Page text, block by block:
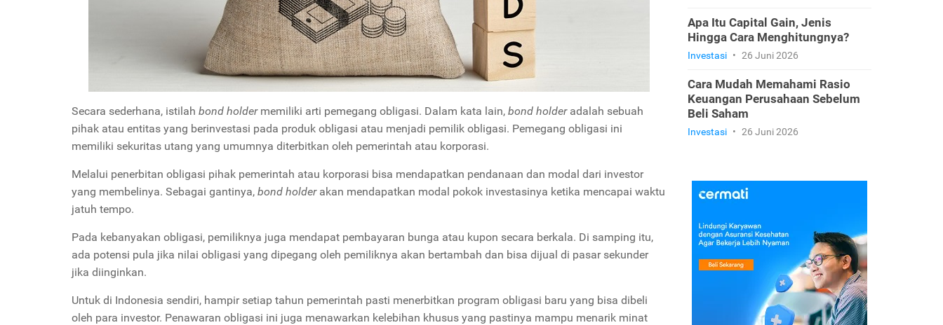
Secara sederhana, istilah bond holder memiliki arti pemegang obligasi. Dalam kata lain, bond holder adalah sebuah
pihak atau entitas yang berinvestasi pada produk obligasi atau menjadi pemilik obligasi. Pemegang obligasi ini
memiliki sekuritas utang yang umumnya diterbitkan oleh pemerintah atau korporasi.
Melalui penerbitan obligasi pihak pemerintah atau korporasi bisa mendapatkan pendanaan dan modal dari investor
yang membelinya. Sebagai gantinya, bond holder akan mendapatkan modal pokok investasinya ketika mencapai waktu
jatuh tempo.
Pada kebanyakan obligasi, pemiliknya juga mendapat pembayaran bunga atau kupon secara berkala. Di samping itu,
ada potensi pula jika nilai obligasi yang dipegang oleh pemiliknya akan bertambah dan bisa dijual di pasar sekunder
jika diinginkan.
Untuk di Indonesia sendiri, hampir setiap tahun pemerintah pasti menerbitkan program obligasi baru yang bisa dibeli
oleh para investor. Penawaran obligasi ini juga menawarkan kelebihan khusus yang pastinya mampu menarik minat
Apa Itu Capital Gain, Jenis
Hingga Cara Menghitungnya?
Investasi • 26 Juni 2026
Cara Mudah Memahami Rasio
Keuangan Perusahaan Sebelum
Beli Saham
Investasi • 26 Juni 2026